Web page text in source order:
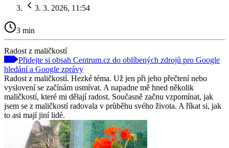
3. 3. 2026, 11:54
3 min
Radost z maličkostí
Přidejte si obsah Centrum.cz do oblíbených zdrojů pro Google
hledání a Google zprávy
Radost z maličkostí. Hezké téma. Už jen při jeho přečtení nebo
vyslovení se začínám usmívat. A napadne mě hned několik
maličkostí, které mi dělají radost. Současně začnu vzpomínat, jak
jsem se z maličkostí radovala v průběhu svého života. A říkat si, jak
to asi mají jiní lidé.